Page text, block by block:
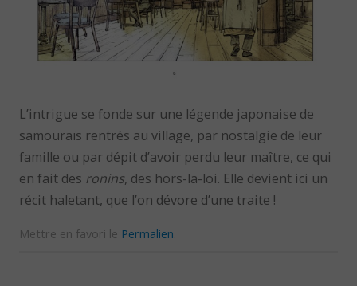
L’intrigue se fonde sur une légende japonaise de
samouraïs rentrés au village, par nostalgie de leur
famille ou par dépit d’avoir perdu leur maître, ce qui
en fait des ronins, des hors-la-loi. Elle devient ici un
récit haletant, que l’on dévore d’une traite !
Mettre en favori le Permalien.